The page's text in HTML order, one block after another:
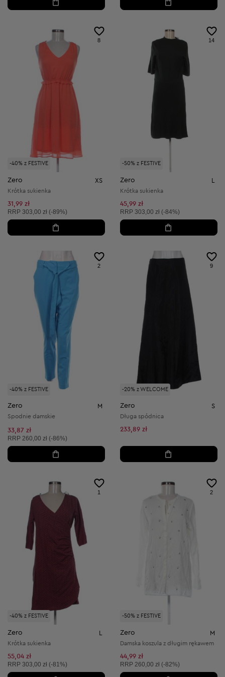
-40% z FESTIVE
8
Zero XS
Krótka sukienka
31,99 zł
Cena sugerowana:
RRP 303,00 zł (-89%)
-50% z FESTIVE
14
Zero
Krótka sukienka
45,99 zł
Cena sugerowana:
RRP 303,00 zł (-84%)
-40% z FESTIVE
2
Zero M
Spodnie damskie
33,87 zł
Cena sugerowana:
RRP 260,00 zł (-86%)
-20% z WELCOME
9
Zero S
Długa spódnica
233,89 zł
-40% z FESTIVE
1
Zero L
Krótka sukienka
55,04 zł
Cena sugerowana:
RRP 303,00 zł (-81%)
-50% z FESTIVE
2
Zero M
Damska koszula z długim rękawem
44,99 zł
Cena sugerowana:
RRP 260,00 zł (-82%)